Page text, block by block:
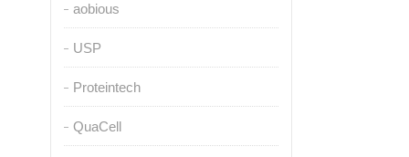
aobious
USP
Proteintech
QuaCell